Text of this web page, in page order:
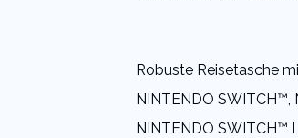
Seite.
Robuste Reisetasche
NINTENDO
NINTENDO SWITCH™